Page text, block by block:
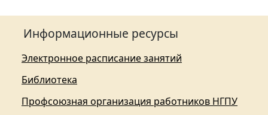
Информационные ресурсы
Электронное расписание занятий
Библиотека
Профсоюзная организация работников НГПУ